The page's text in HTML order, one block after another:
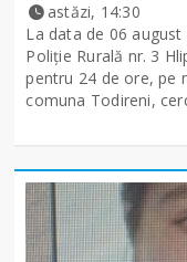
astăzi, 14:30
La data de 06
Poliție Rurală nr. 3
pentru 24 de ore, pe
comuna Todireni,